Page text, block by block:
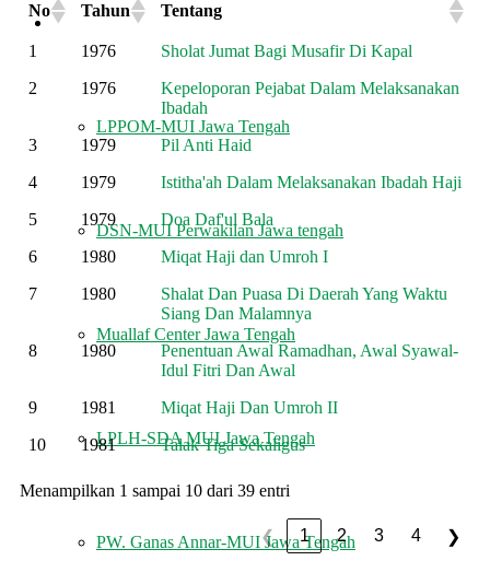
LEMBAGA
LPPOM-MUI Jawa Tengah
DSN-MUI Perwakilan Jawa tengah
Muallaf Center Jawa Tengah
LPLH-SDA MUI Jawa Tengah
PW. Ganas Annar-MUI Jawa Tengah
No Tahun
Tentang
No
Tahun Tentang
1 1976
Sholat Jumat Bagi Musafir Di Kapal
2
1976
Kepeloporan Pejabat Dalam Melaksanakan
Ibadah
3
1979
Pil Anti Haid
4
1979
Istitha'ah Dalam Melaksanakan Ibadah Haji
5
1979
Doa Daf'ul Bala
6
1980
Miqat Haji dan Umroh I
7
1980
Shalat Dan Puasa Di Daerah Yang Waktu
Siang Dan Malamnya
8
1980
Penentuan Awal Ramadhan, Awal Syawal-
Idul Fitri Dan Awal
9
1981
Miqat Haji Dan Umroh II
10
1981 Talak Tiga Sekaligus
Menampilkan 1 sampai 10 dari 39 entri
❮ 1 2 3 4 ❯